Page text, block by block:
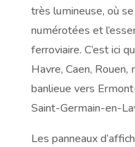
très lumineuse, où
numérotées et
ferroviaire. C’est ici
Havre, Caen,
banlieue vers
Saint-Germain-en-
Les panneaux